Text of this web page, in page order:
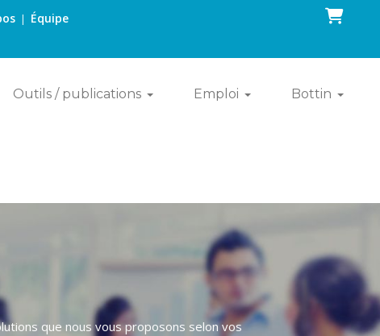
| Équipe Panier
Outils / publications Emploi Bottin
que nous vous proposons selon vos